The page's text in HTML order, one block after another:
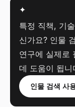
✦
특정 직책, 기
신가요? 인물
연구에 실제로
데 도움이 됩니
인물 검색 사